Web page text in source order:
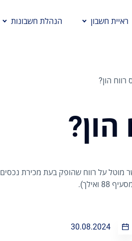
ראיית חשבון הנהלת חשבונות
רווח הון?
מוטל על רווח שהופק בעת מכירת נכסים
30.08.2024